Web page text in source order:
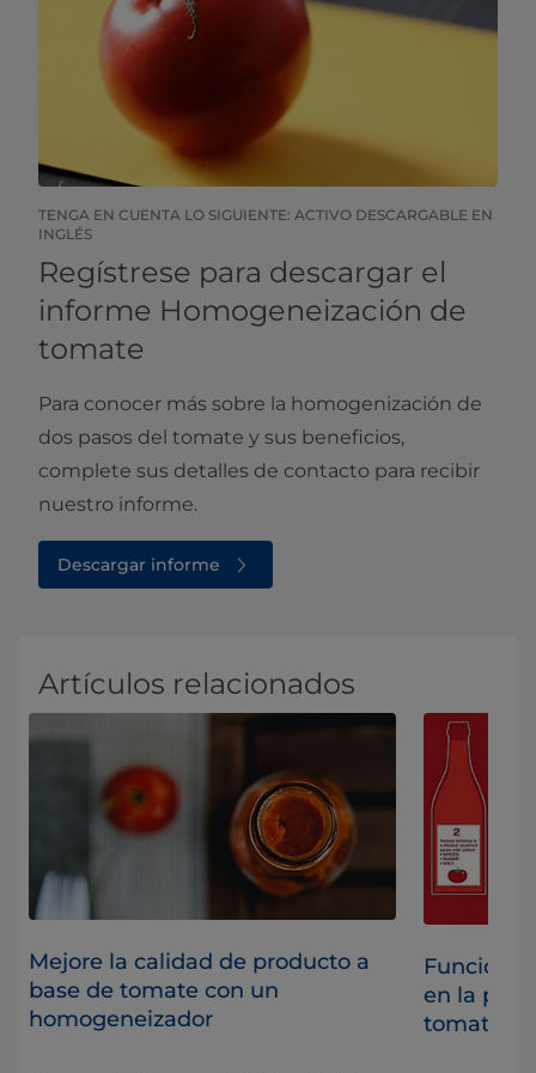
TENGA EN CUENTA LO SIGUIENTE: ACTIVO DESCARGABLE EN
INGLÉS​​
Regístrese para descargar el
informe Homogeneización de
tomate
Para conocer más sobre la homogenización de
dos pasos del tomate y sus beneficios,
complete sus detalles de contacto para recibir
nuestro informe.
Descargar informe
Artículos relacionados
Mejore la calidad de producto a
base de tomate con un
homogeneizador
Función
en la
tomate